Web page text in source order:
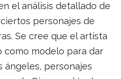
el análisis detallado de
personajes de
Se cree que el artista
modelo para dar
ángeles, personajes